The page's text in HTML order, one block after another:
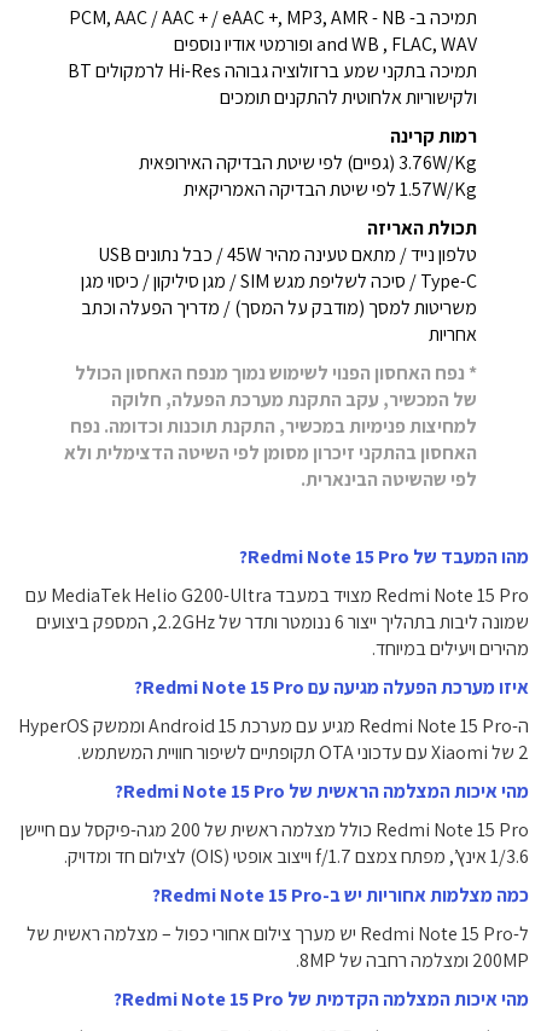
תמיכה ב- PCM, AAC / AAC + / eAAC +, MP3, AMR - NB
and WB , FLAC, WAV ופורמטי אודיו נוספים
תמיכה בתקני שמע ברזולוציה גבוהה Hi-Res לרמקולים BT
ולקישוריות אלחוטית להתקנים תומכים
רמות קרינה
3.76W/Kg (גפיים) לפי שיטת הבדיקה האירופאית
1.57W/Kg לפי שיטת הבדיקה האמריקאית
תכולת האריזה
טלפון נייד / מתאם טעינה מהיר 45W / כבל נתונים USB
Type-C / סיכה לשליפת מגש SIM / מגן סיליקון / כיסוי מגן
משריטות למסך (מודבק על המסך) / מדריך הפעלה וכתב
אחריות
* נפח האחסון הפנוי לשימוש נמוך מנפח האחסון הכולל
של המכשיר, עקב התקנת מערכת הפעלה, חלוקה
למחיצות פנימיות במכשיר, התקנת תוכנות וכדומה. נפח
האחסון בהתקני זיכרון מסומן לפי השיטה הדצימלית ולא
לפי שהשיטה הבינארית.
מהו המעבד של Redmi Note 15 Pro?
Redmi Note 15 Pro מצויד במעבד MediaTek Helio G200-Ultra עם
שמונה ליבות בתהליך ייצור 6 ננומטר ותדר של 2.2GHz, המספק ביצועים
מהירים ויעילים במיוחד.
איזו מערכת הפעלה מגיעה עם Redmi Note 15 Pro?
ה-Redmi Note 15 Pro מגיע עם מערכת Android 15 וממשק HyperOS
2 של Xiaomi עם עדכוני OTA תקופתיים לשיפור חוויית המשתמש.
מהי איכות המצלמה הראשית של Redmi Note 15 Pro?
Redmi Note 15 Pro כולל מצלמה ראשית של 200 מגה-פיקסל עם חיישן
‎1/3.6‎ אינץ’, מפתח צמצם ‎f/1.7‎ וייצוב אופטי (OIS) לצילום חד ומדויק.
כמה מצלמות אחוריות יש ב-Redmi Note 15 Pro?
ל-Redmi Note 15 Pro יש מערך צילום אחורי כפול – מצלמה ראשית של
200MP ומצלמה רחבה של 8MP.
מהי איכות המצלמה הקדמית של Redmi Note 15 Pro?